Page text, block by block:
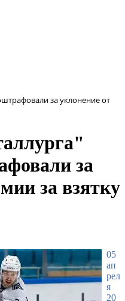
за уклонение от
за
за взятку
05
ап
рел
я
20